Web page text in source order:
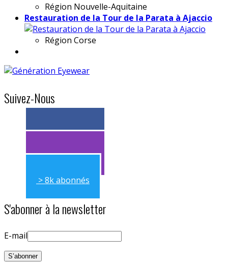
Région Nouvelle-Aquitaine
Restauration de la Tour de la Parata à Ajaccio
Région Corse
Suivez-Nous
> 11k abonnés
> 11k abonnés
> 8k abonnés
S'abonner à la newsletter
E-mail